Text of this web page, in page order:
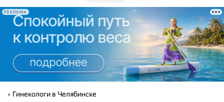
РЕКЛАМА
Гинекологи в Челябинске